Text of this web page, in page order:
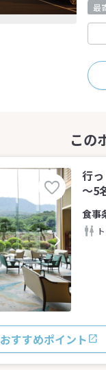
最
行
～5
おすすめポイント